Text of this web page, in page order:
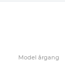
Model årgang